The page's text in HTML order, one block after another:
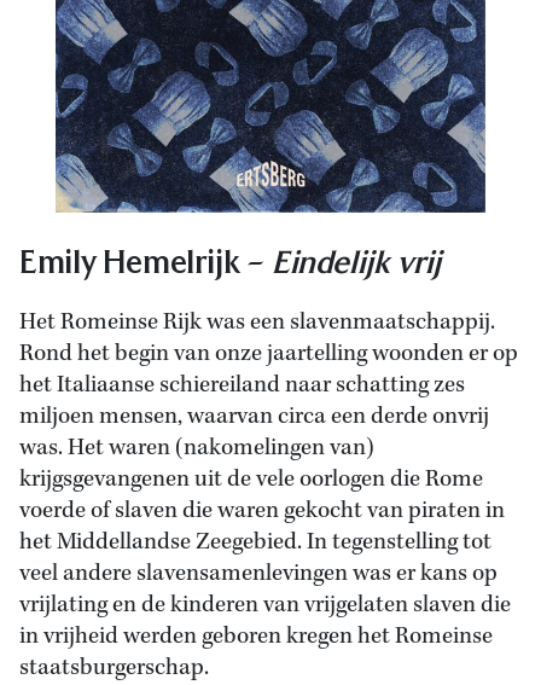
Emily Hemelrijk – Eindelijk vrij
Het Romeinse Rijk was een slavenmaatschappij.
Rond het begin van onze jaartelling woonden er op
het Italiaanse schiereiland naar schatting zes
miljoen mensen, waarvan circa een derde onvrij
was. Het waren (nakomelingen van)
krijgsgevangenen uit de vele oorlogen die Rome
voerde of slaven die waren gekocht van piraten in
het Middellandse Zeegebied. In tegenstelling tot
veel andere slavensamenlevingen was er kans op
vrijlating en de kinderen van vrijgelaten slaven die
in vrijheid werden geboren kregen het Romeinse
staatsburgerschap.